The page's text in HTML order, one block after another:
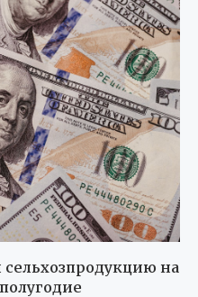
сельхозпродукцию на